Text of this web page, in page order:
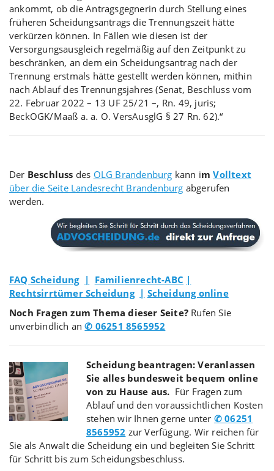
ankommt, ob die Antragsgegnerin durch Stellung eines
früheren Scheidungsantrags die Trennungszeit hätte
verkürzen können. In Fällen wie diesen ist der
Versorgungsausgleich regelmäßig auf den Zeitpunkt zu
beschränken, an dem ein Scheidungsantrag nach der
Trennung erstmals hätte gestellt werden können, mithin
nach Ablauf des Trennungsjahres (Senat, Beschluss vom
22. Februar 2022 – 13 UF 25/21 –, Rn. 49, juris;
BeckOGK/Maaß a. a. O. VersAusglG § 27 Rn. 62).“
Der Beschluss des OLG Brandenburg kann imVolltext
über die Seite Landesrecht Brandenburg abgerufen
werden.
FAQ Scheidung | Familienrecht-ABC |
Rechtsirrtümer Scheidung | Scheidung online
Noch Fragen zum Thema dieser Seite? Rufen Sie
unverbindlich an✆ 06251 8565952
Scheidung beantragen: Veranlassen
Sie alles bundesweit bequem online
von zu Hause aus. Für Fragen zum
Ablauf und den voraussichtlichen Kosten
stehen wir Ihnen gerne unter ✆ 06251
8565952 zur Verfügung. Wir reichen für
Sie als Anwalt die Scheidung ein und begleiten Sie Schritt
für Schritt bis zum Scheidungsbeschluss.